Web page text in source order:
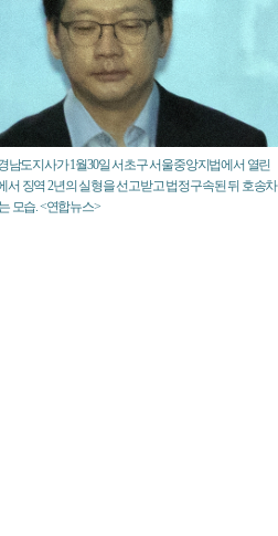
남도지사가 1월30일 서초구 서울중앙지법에서 열린
서 징역 2년의 실형을 선고받고 법정구속된 뒤 호송차
모습. <연합뉴스>